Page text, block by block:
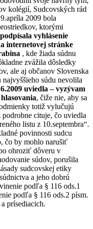
kolégií, Sudcovských rád
2009 bola
ktorými
podpísala vyhlásenie
internetovej stránke
, kde žiada súdnu
zvážila dôsledky
ale aj občanov Slovenska
najvyššieho súdu nevolila
uviedla – vyzývam
, čiže nie, aby sa
totiž vylučujú
podrobne cituje, čo uviedla
listu z 10.septembra“.
povinnosti sudcu
čo by mohlo narušiť
ohroziť dôveru v
súdov, porušila
sudcovskej etiky
a jeho dobrú
podľa § 116 ods.1
podľa § 116 ods.2 písm.
prísediacich.